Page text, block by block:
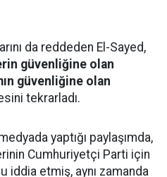
da reddeden El-Sayed,
güvenliğine olan
güvenliğine olan
tekrarladı.
yaptığı paylaşımda,
Cumhuriyetçi Parti için
iddia etmiş, aynı zamanda